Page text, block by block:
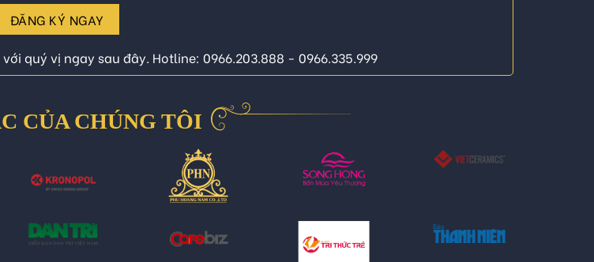
ĐĂNG KÝ NGAY
quý vị ngay sau đây. Hotline: 0966.203.888 - 0966.335.999
CỦA CHÚNG TÔI